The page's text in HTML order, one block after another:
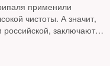
применили
чистоты. А значит,
заключают в